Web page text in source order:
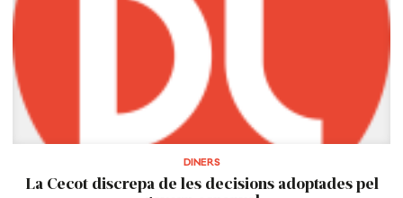
DINERS
La Cecot discrepa de les decisions adoptades pel